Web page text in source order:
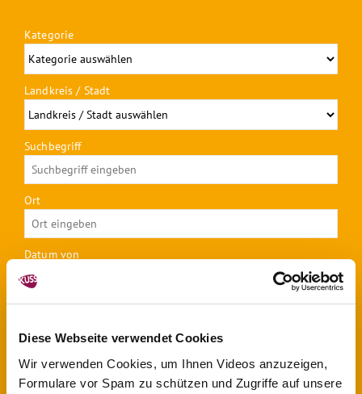
Diese Webseite verwendet Cookies
Wir verwenden Cookies, um Ihnen Videos anzuzeigen,
Formulare vor Spam zu schützen und Zugriffe auf unsere
Kategorie
Landkreis / Stadt
Suchbegriff
Ort
Datum von
Datum bis